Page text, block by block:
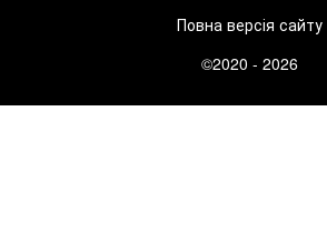
Повна версія сайту
©2020 - 2026